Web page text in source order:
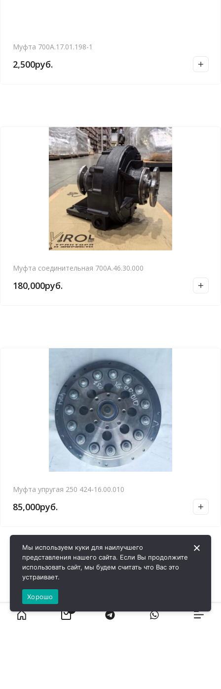
Муфта 700А.17.01.198-1
2,500руб.
Муфта соединительная 700А.46.30.000
180,000руб.
Муфта упругая 250 424-16.00.010
85,000руб.
Мы используем куки для наилучшего
представления нашего сайта. Если Вы продолжите
использовать сайт, мы будем считать что Вас это
устраивает.
Хорошо